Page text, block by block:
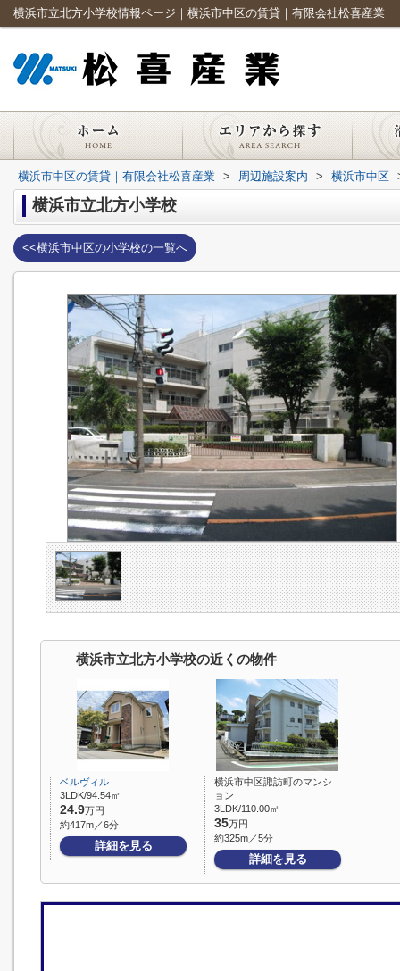
横浜市立北方小学校情報ページ｜横浜市中区の賃貸｜有限会社松喜産業
横浜市中区の賃貸｜有限会社松喜産業 > 周辺施設案内 > 横浜市中区
横浜市立北方小学校
<<横浜市中区の小学校の一覧へ
横浜市立北方小学校の近くの物件
ベルヴィル
3LDK/94.54㎡
24.9万円
約417m／6分
詳細を見る
横浜市中区諏訪町のマンシ
ョン
3LDK/110.00㎡
35万円
約325m／5分
詳細を見る